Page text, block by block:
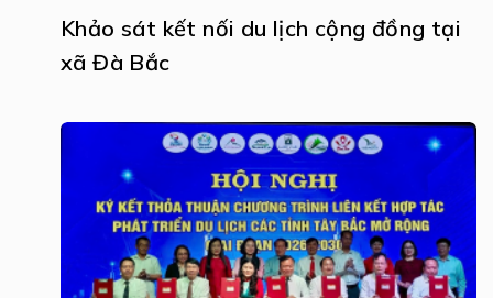
Khảo sát kết nối du lịch cộng đồng tại
xã Đà Bắc